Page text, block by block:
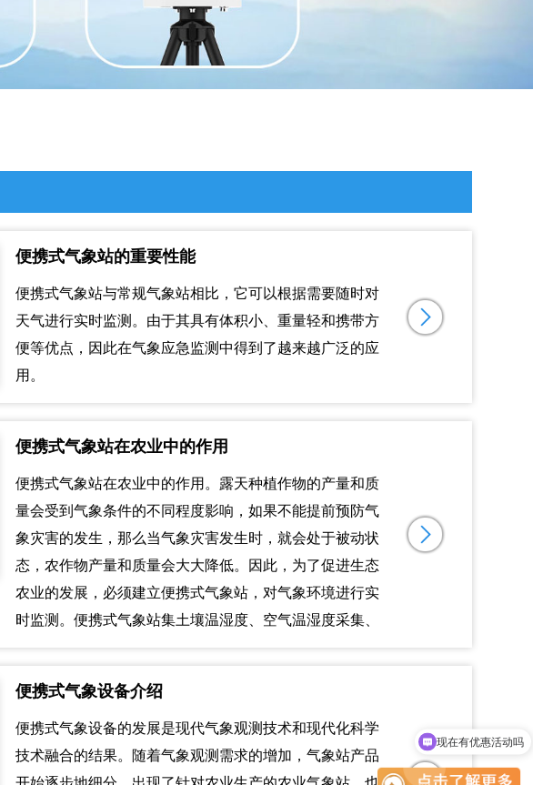
便携式气象站的重要性能
便携式气象站与常规气象站相比，它可以根据需要随时对
天气进行实时监测。由于其具有体积小、重量轻和携带方
便等优点，因此在气象应急监测中得到了越来越广泛的应
用。
便携式气象站在农业中的作用
便携式气象站在农业中的作用。露天种植作物的产量和质
量会受到气象条件的不同程度影响，如果不能提前预防气
象灾害的发生，那么当气象灾害发生时，就会处于被动状
态，农作物产量和质量会大大降低。因此，为了促进生态
农业的发展，必须建立便携式气象站，对气象环境进行实
时监测。便携式气象站集土壤温湿度、空气温湿度采集、
便携式气象设备介绍
便携式气象设备的发展是现代气象观测技术和现代化科学
技术融合的结果。随着气象观测需求的增加，气象站产品
可以介绍下你们的设备么